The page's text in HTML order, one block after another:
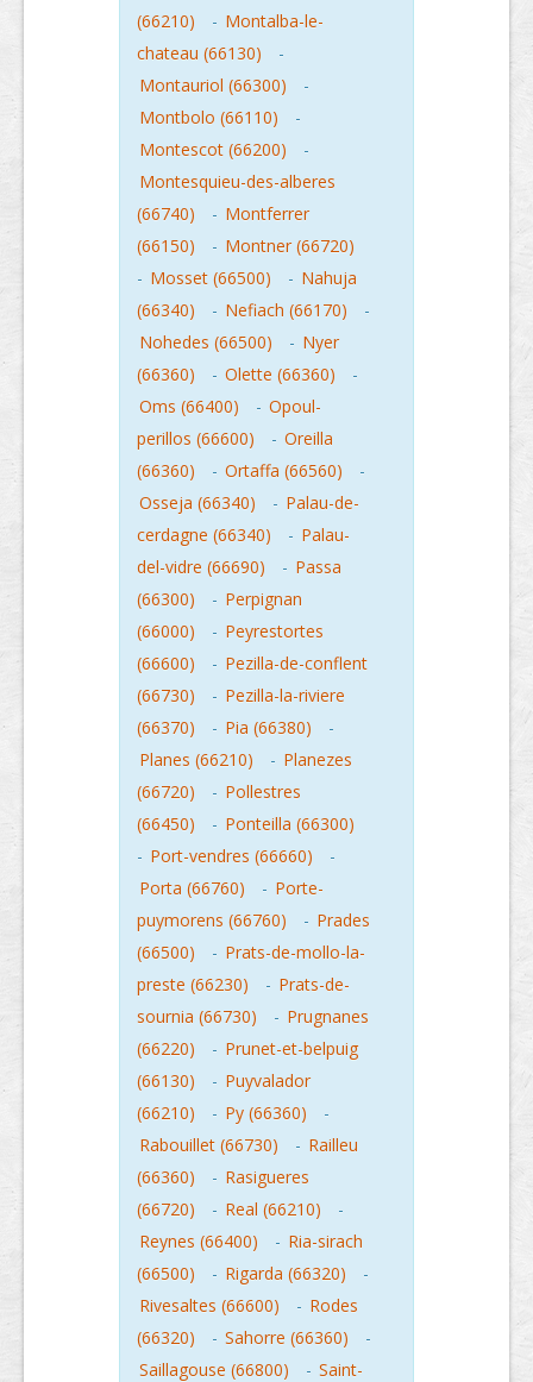
(66210) - Montalba-le-
chateau (66130)
-
Montauriol (66300)
-
Montbolo (66110)
-
Montescot (66200)
-
Montesquieu-des-alberes
(66740)
- Montferrer
(66150)
- Montner (66720)
- Mosset (66500) - Nahuja
(66340)
- Nefiach (66170)
-
Nohedes (66500)
- Nyer
(66360)
- Olette (66360)
-
Oms (66400)
- Opoul-
perillos (66600)
- Oreilla
(66360)
- Ortaffa (66560)
-
Osseja (66340)
- Palau-de-
cerdagne (66340)
- Palau-
del-vidre (66690)
- Passa
(66300)
- Perpignan
(66000)
- Peyrestortes
(66600)
- Pezilla-de-conflent
(66730)
- Pezilla-la-riviere
(66370)
- Pia (66380)
-
Planes (66210)
- Planezes
(66720)
- Pollestres
(66450)
- Ponteilla (66300)
- Port-vendres (66660)
-
Porta (66760)
- Porte-
puymorens (66760)
- Prades
(66500)
- Prats-de-mollo-la-
preste (66230)
- Prats-de-
sournia (66730)
- Prugnanes
(66220)
- Prunet-et-belpuig
(66130)
- Puyvalador
(66210)
- Py (66360)
-
Rabouillet (66730)
- Railleu
(66360)
- Rasigueres
(66720)
- Real (66210)
-
Reynes (66400)
- Ria-sirach
(66500)
- Rigarda (66320)
-
Rivesaltes (66600)
- Rodes
(66320)
- Sahorre (66360)
-
Saillagouse (66800)
- Saint-